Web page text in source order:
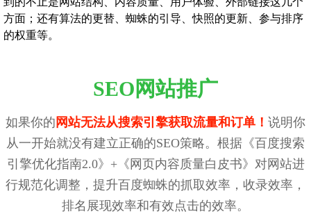
方面；还有算法的更替、蜘蛛的引导、快照的更新、参与排序
的权重等。
SEO网站推广
如果你的 网站无法从搜索引擎获取流量和订单！ 说明你
从一开始就没有建立正确的SEO策略。根据《百度搜索
引擎优化指南2.0》+《网页内容质量白皮书》对网站进
行规范化调整，提升百度蜘蛛的抓取效率，收录效率，
排名展现效率和有效点击的效率。